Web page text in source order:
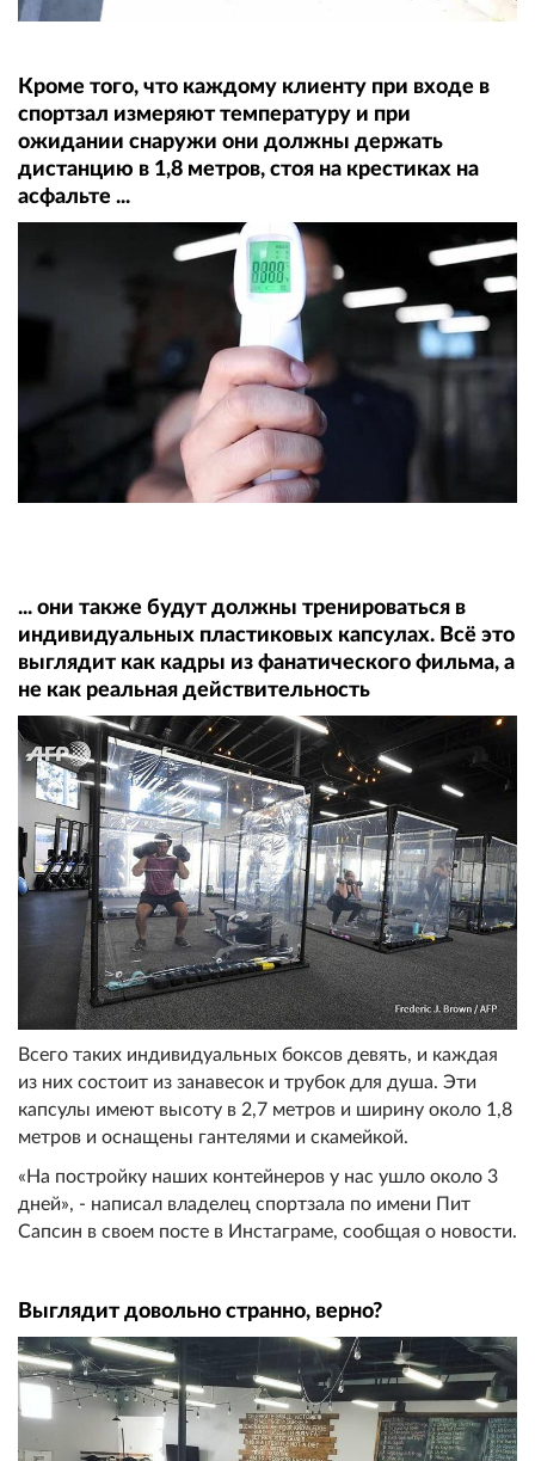
Кроме того, что каждому клиенту при входе в
спортзал измеряют температуру и при
ожидании снаружи они должны держать
дистанцию в 1,8 метров, стоя на крестиках на
асфальте ...
... они также будут должны тренироваться в
индивидуальных пластиковых капсулах. Всё это
выглядит как кадры из фанатического фильма, а
не как реальная действительность
Всего таких индивидуальных боксов девять, и каждая
из них состоит из занавесок и трубок для душа. Эти
капсулы имеют высоту в 2,7 метров и ширину около 1,8
метров и оснащены гантелями и скамейкой.
«На постройку наших контейнеров у нас ушло около 3
дней», - написал владелец спортзала по имени Пит
Сапсин в своем посте в Инстаграме, сообщая о новости.
Выглядит довольно странно, верно?